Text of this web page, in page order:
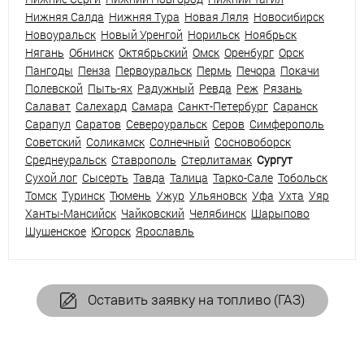
Нижняя Салда Нижняя Тура Новая Ляля Новосибирск
Новоуральск Новый Уренгой Норильск Ноябрьск
Нягань Обнинск Октябрьский Омск Оренбург Орск
Пангоды Пенза Первоуральск Пермь Печора Покачи
Полевской Пыть-ях Радужный Ревда Реж Рязань
Салават Салехард Самара Санкт-Петербург Саранск
Сарапул Саратов Североуральск Серов Симферополь
Советский Соликамск Солнечный Сосновоборск
Среднеуральск Ставрополь Стерлитамак Сургут
Сухой лог Сысерть Тавда Талица Тарко-Сале Тобольск
Томск Туринск Тюмень Ужур Ульяновск Уфа Ухта Уяр
Ханты-Мансийск Чайковский Челябинск Шарыпово
Шушенское Югорск Ярославль
Оставить заявку на топливо (ГАЗ)